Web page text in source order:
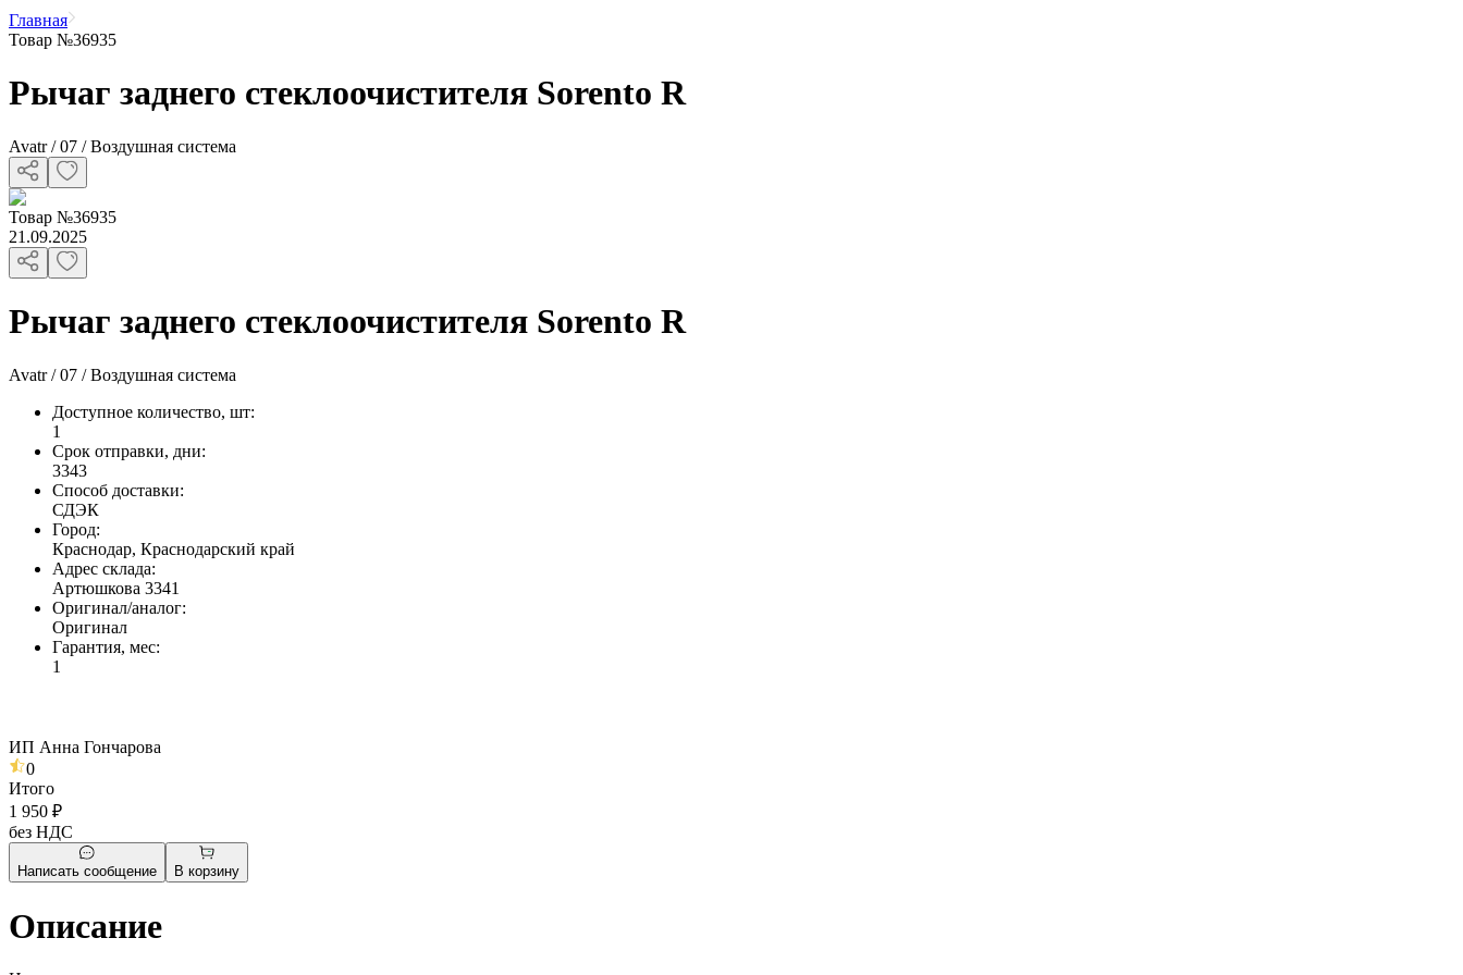
Главная
Товар №36935
Рычаг заднего стеклоочистителя Sorento R
Avatr / 07 / Воздушная система
Товар №36935
21.09.2025
Рычаг заднего стеклоочистителя Sorento R
Avatr / 07 / Воздушная система
Доступное количество, шт:
1
Срок отправки, дни:
3343
Способ доставки:
СДЭК
Город:
Краснодар, Краснодарский край
Адрес склада:
Артюшкова 3341
Оригинал/аналог:
Оригинал
Гарантия, мес:
1
ИП Анна Гончарова
0
Итого
1 950 ₽
без НДС
Написать сообщение В корзину
Описание